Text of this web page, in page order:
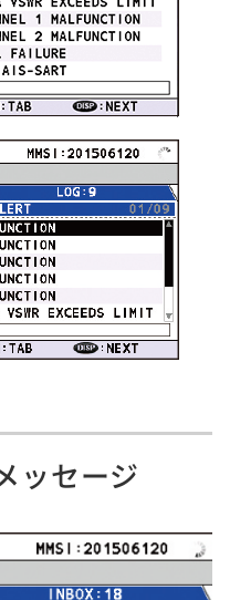
ッセージ